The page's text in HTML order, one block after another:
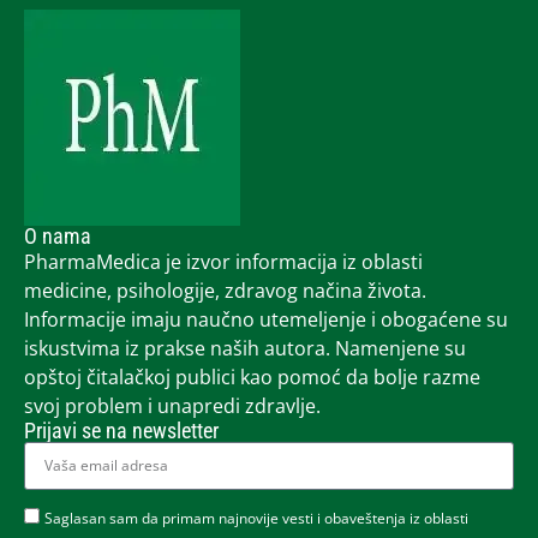
O nama
PharmaMedica je izvor informacija iz oblasti
medicine, psihologije, zdravog načina života.
Informacije imaju naučno utemeljenje i obogaćene su
iskustvima iz prakse naših autora. Namenjene su
opštoj čitalačkoj publici kao pomoć da bolje razme
svoj problem i unapredi zdravlje.
Prijavi se na newsletter
Saglasan sam da primam najnovije vesti i obaveštenja iz oblasti